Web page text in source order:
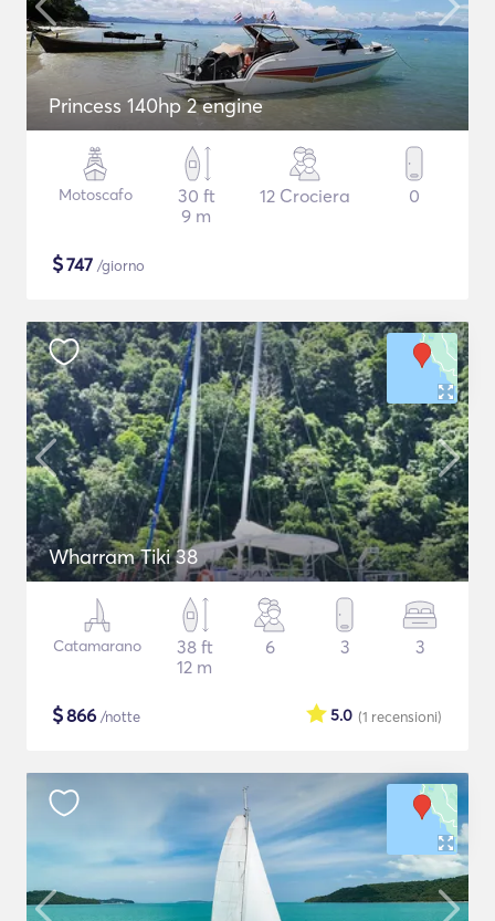
Princess 140hp 2 engine
Motoscafo
30 ft
9 m
12 Crociera 0
$747 /giorno
Wharram Tiki 38
Catamarano
38 ft
12 m
6 3 3
$866 /notte (1 recensioni)
5.0